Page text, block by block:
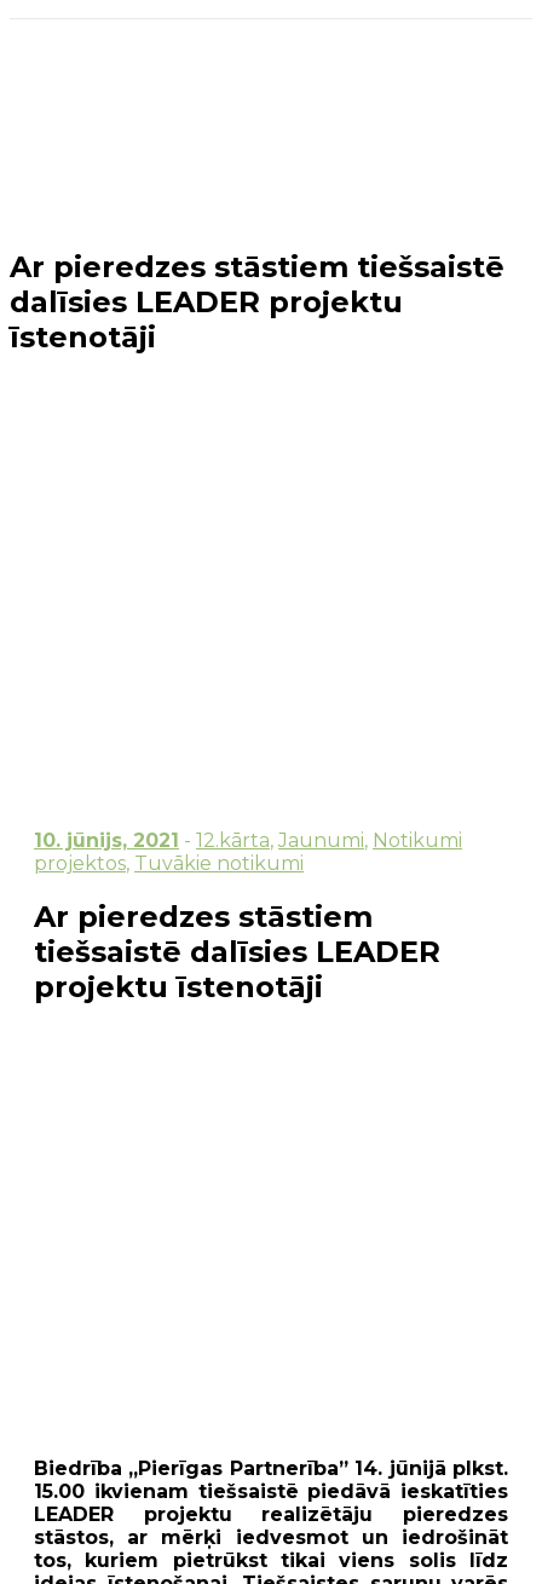
Ar pieredzes stāstiem tiešsaistē
dalīsies LEADER projektu
īstenotāji
10. jūnijs, 2021 - 12.kārta, Jaunumi, Notikumi
projektos, Tuvākie notikumi
Ar pieredzes stāstiem
tiešsaistē dalīsies LEADER
projektu īstenotāji
Biedrība „Pierīgas Partnerība” 14. jūnijā plkst.
15.00 ikvienam tiešsaistē piedāvā ieskatīties
LEADER projektu realizētāju pieredzes
stāstos, ar mērķi iedvesmot un iedrošināt
tos, kuriem pietrūkst tikai viens solis līdz